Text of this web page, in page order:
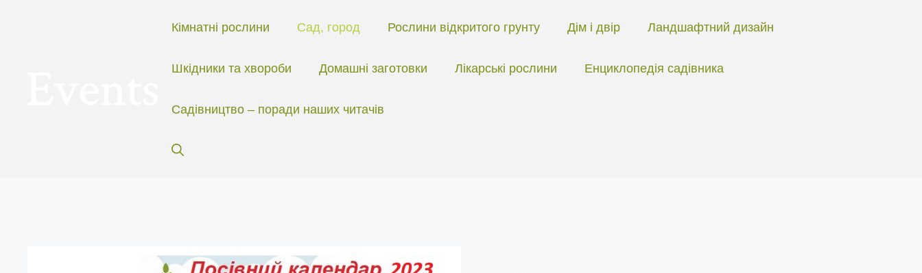
Кімнатні рослини Сад, город Рослини відкритого грунту Дім і двір Ландшафтний дизайн
Шкідники та хвороби Домашні заготовки Лікарські рослини Енциклопедія садівника
Садівництво – поради наших читачів